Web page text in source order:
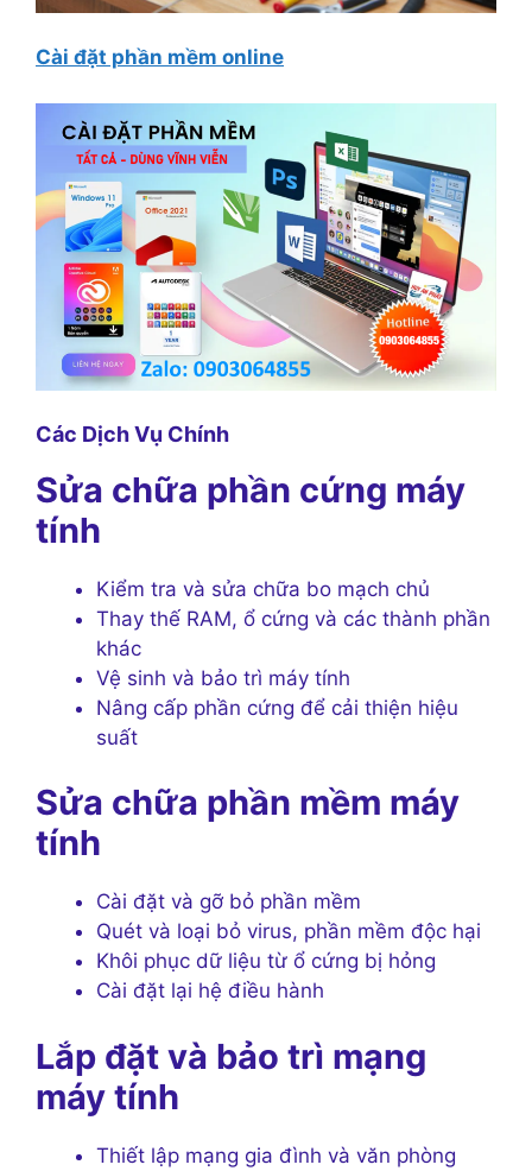
Cài đặt phần mềm online
Các Dịch Vụ Chính
Sửa chữa phần cứng máy
tính
Kiểm tra và sửa chữa bo mạch chủ
Thay thế RAM, ổ cứng và các thành phần
khác
Vệ sinh và bảo trì máy tính
Nâng cấp phần cứng để cải thiện hiệu
suất
Sửa chữa phần mềm máy
tính
Cài đặt và gỡ bỏ phần mềm
Quét và loại bỏ virus, phần mềm độc hại
Khôi phục dữ liệu từ ổ cứng bị hỏng
Cài đặt lại hệ điều hành
Lắp đặt và bảo trì mạng
máy tính
Thiết lập mạng gia đình và văn phòng